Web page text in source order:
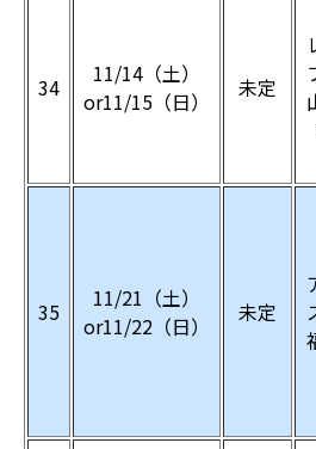
34
11/14（土）
or11/15（日）
未定
35
11/21（土）
or11/22（日）
未定